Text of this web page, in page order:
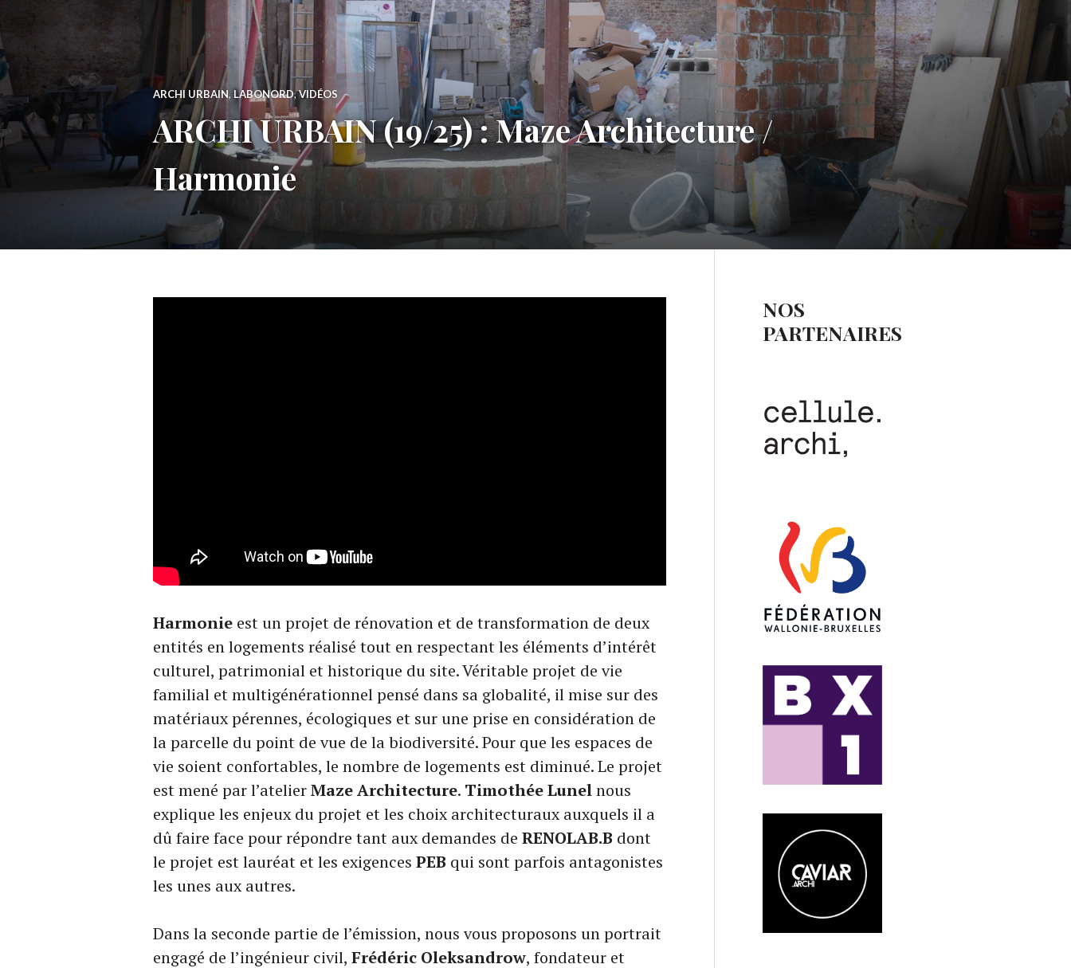
ARCHI URBAIN, LABONORD,VIDÉOS
ARCHI URBAIN (19/25) : Maze Architecture /
Harmonie
Harmonie est un projet de rénovation et de transformation de deux
entités en logements réalisé tout en respectant les éléments d’intérêt
culturel, patrimonial et historique du site. Véritable projet de vie
familial et multigénérationnel pensé dans sa globalité, il mise sur des
matériaux pérennes, écologiques et sur une prise en considération de
la parcelle du point de vue de la biodiversité. Pour que les espaces de
vie soient confortables, le nombre de logements est diminué. Le projet
est mené par l’atelierMaze Architecture. Timothée Lunelnous
explique les enjeux du projet et les choix architecturaux auxquels il a
dû faire face pour répondre tant aux demandes de RENOLAB.B dont
le projet est lauréat et les exigences PEB qui sont parfois antagonistes
les unes aux autres.
Dans la seconde partie de l’émission, nous vous proposons un portrait
engagé de l’ingénieur civil, Frédéric Oleksandrow, fondateur et
NOS
PARTENAIRES